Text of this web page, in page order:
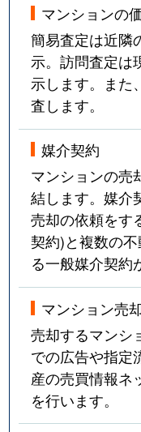
マンションの
簡易査定は近隣
示。訪問査定は
示します。また
査します。
媒介契約
マンションの売
結します。媒介
売却の依頼をす
契約)と複数の
る一般媒介契約
マンション売
売却するマンシ
での広告や指定
産の売買情報ネ
を行います。